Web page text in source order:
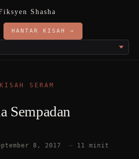
Shasha
HANTAR KISAH →
KISAH SERAM
Sempadan
8, 2017 — 11 minit